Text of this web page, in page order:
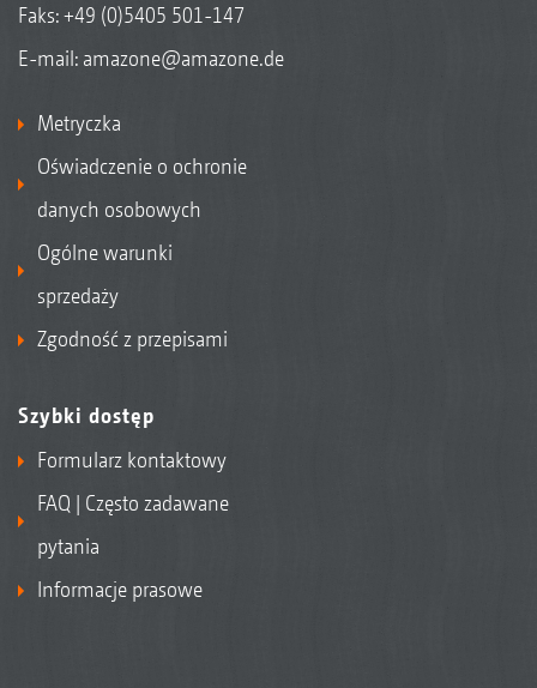
Faks: +49 (0)5405 501-147
E-mail: amazone@amazone.de
Metryczka
Oświadczenie o ochronie
danych osobowych
Ogólne warunki
sprzedaży
Zgodność z przepisami
Szybki dostęp
Formularz kontaktowy
FAQ | Często zadawane
pytania
Informacje prasowe